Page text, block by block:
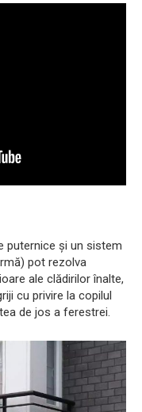
puternice și un sistem
pot rezolva
ale clădirilor înalte,
cu privire la copilul
de jos a ferestrei.